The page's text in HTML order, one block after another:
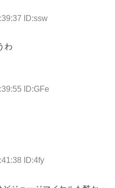
ID:ssw
わ
ID:GFe
ID:4fy